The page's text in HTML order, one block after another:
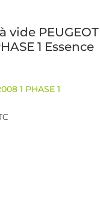
vide PEUGEOT
1 Essence
1 PHASE 1